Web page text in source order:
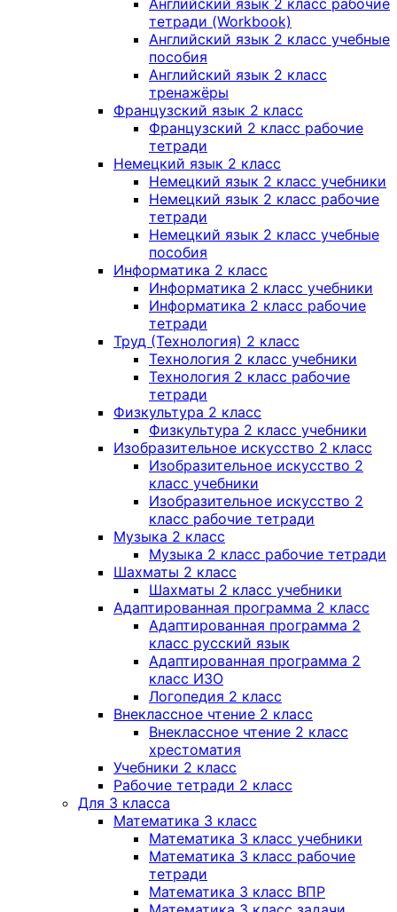
Английский язык 2 класс рабочие
тетради (Workbook)
Английский язык 2 класс учебные
пособия
Английский язык 2 класс
тренажёры
Французский язык 2 класс
Французский 2 класс рабочие
тетради
Немецкий язык 2 класс
Немецкий язык 2 класс учебники
Немецкий язык 2 класс рабочие
тетради
Немецкий язык 2 класс учебные
пособия
Информатика 2 класс
Информатика 2 класс учебники
Информатика 2 класс рабочие
тетради
Труд (Технология) 2 класс
Технология 2 класс учебники
Технология 2 класс рабочие
тетради
Физкультура 2 класс
Физкультура 2 класс учебники
Изобразительное искусство 2 класс
Изобразительное искусство 2
класс учебники
Изобразительное искусство 2
класс рабочие тетради
Музыка 2 класс
Музыка 2 класс рабочие тетради
Шахматы 2 класс
Шахматы 2 класс учебники
Адаптированная программа 2 класс
Адаптированная программа 2
класс русский язык
Адаптированная программа 2
класс ИЗО
Логопедия 2 класс
Внеклассное чтение 2 класс
Внеклассное чтение 2 класс
хрестоматия
Учебники 2 класс
Рабочие тетради 2 класс
Для 3 класса
Математика 3 класс
Математика 3 класс учебники
Математика 3 класс рабочие
тетради
Математика 3 класс ВПР